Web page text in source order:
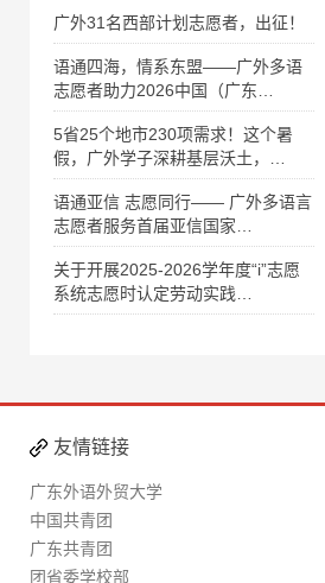
广外31名西部计划志愿者，出征！
语通四海，情系东盟——广外多语
志愿者助力2026中国（广东…
5省25个地市230项需求！这个暑
假，广外学子深耕基层沃土，…
语通亚信 志愿同行—— 广外多语言
志愿者服务首届亚信国家…
关于开展2025-2026学年度“i”志愿
系统志愿时认定劳动实践…
友情链接
广东外语外贸大学
中国共青团
广东共青团
团省委学校部